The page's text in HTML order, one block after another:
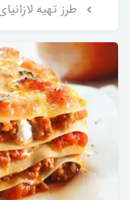
طرز تهیه